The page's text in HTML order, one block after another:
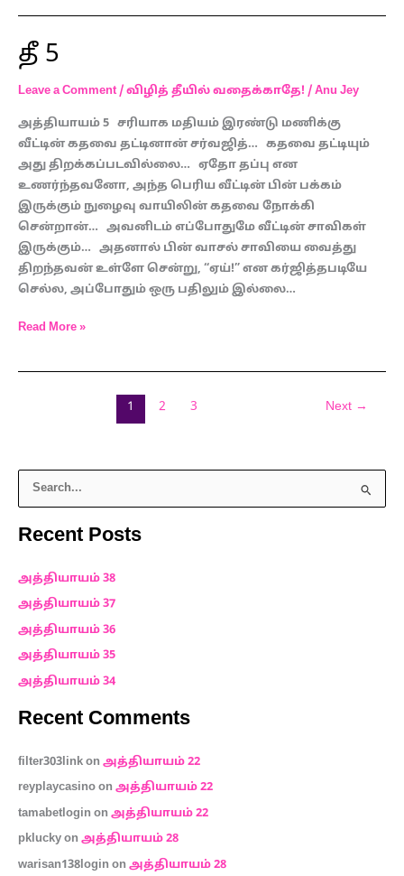
தீ 5
Leave a Comment/விழித் தீயில் வதைக்காதே! /Anu Jey
அத்தியாயம் 5 சரியாக மதியம் இரண்டு மணிக்கு
வீட்டின் கதவை தட்டினான் சர்வஜித்… கதவை தட்டியும்
அது திறக்கப்படவில்லை… ஏதோ தப்பு என
உணர்ந்தவனோ, அந்த பெரிய வீட்டின் பின் பக்கம்
இருக்கும் நுழைவு வாயிலின் கதவை நோக்கி
சென்றான்… அவனிடம் எப்போதுமே வீட்டின் சாவிகள்
இருக்கும்… அதனால் பின் வாசல் சாவியை வைத்து
திறந்தவன் உள்ளே சென்று, “ஏய்!” என கர்ஜித்தபடியே
செல்ல, அப்போதும் ஒரு பதிலும் இல்லை…
தீ
5
Read More »
1 2 3 Next →
a
c
h
o
Recent Posts
அத்தியாயம் 38
அத்தியாயம் 37
அத்தியாயம் 36
அத்தியாயம் 35
அத்தியாயம் 34
Recent Comments
filter303linkon அத்தியாயம் 22
reyplaycasinoon அத்தியாயம் 22
tamabetlogin on அத்தியாயம் 22
pkluckyon அத்தியாயம் 28
warisan138login on அத்தியாயம் 28